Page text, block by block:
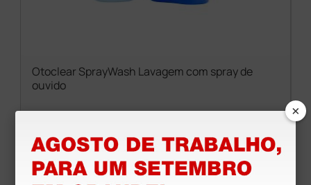
Otoclear SprayWash Lavagem com spray de
ouvido
(Preço sem IVA)
×